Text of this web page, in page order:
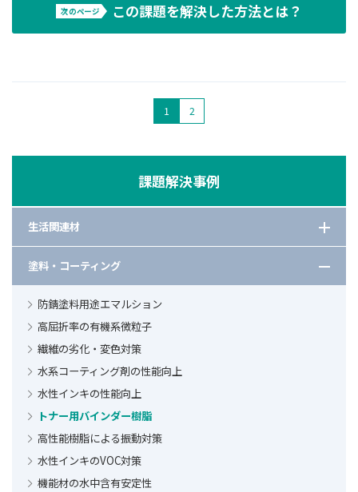
次のページ この課題を解決した方法とは？
1 2
課題解決事例
生活関連材
洗浄助剤の種類と選び方
PMMAの耐熱性を向上させるモノマー
分散能と可溶化能を持つ高相溶性多機能ポリマー
水系増粘剤としてのポリアクリル酸の検討
高吸水性樹脂（SAP）の使用例5選
洗浄力と環境負荷低減を両立させるキレート剤
ジェルシートの粘着性調整
樹脂への親水性付与
芳香剤や防虫剤の効果向上と製品のコンパクト化
合成界面活性剤の低減と洗浄剤の濃縮化
塗料・コーティング
防錆塗料用途エマルション
高屈折率の有機系微粒子
繊維の劣化・変色対策
水系コーティング剤の性能向上
水性インキの性能向上
トナー用バインダー樹脂
高性能樹脂による振動対策
水性インキのVOC対策
機能材の水中含有安定性